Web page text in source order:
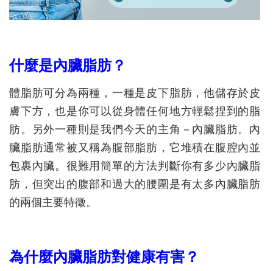
什麼是內臟脂肪？
體脂肪可分為兩種，一種是皮下脂肪，他儲存於皮
膚下方，也是你可以從身體任何地方輕鬆捏到的脂
肪。另外一種則是我們今天的主角－內臟脂肪。內
臟脂肪通常被又稱為腹部脂肪，它堆積在腹腔內並
包裹內臟。很難用簡單的方法判斷你有多少內臟脂
肪，但突出的腹部和過大的腰圍是有太多內臟脂肪
的兩個主要特徵。
為什麼內臟脂肪對健康有害？